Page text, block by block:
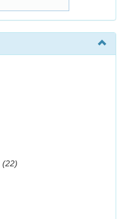
(22)